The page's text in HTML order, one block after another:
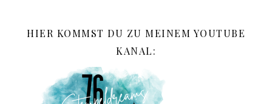
HIER KOMMST DU ZU MEINEM YOUTUBE
KANAL: